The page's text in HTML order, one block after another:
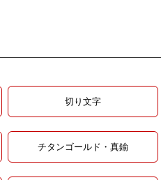
切り文字
チタンゴールド・真鍮